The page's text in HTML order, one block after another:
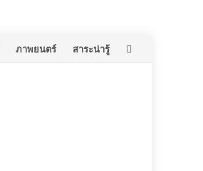
ภาพยนตร์ สาระน่ารู้